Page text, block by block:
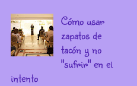
Cómo usar
zapatos de
tacón y no
"sufrir" en el
intento